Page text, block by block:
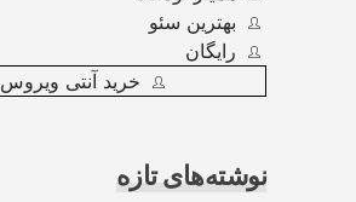
بهترین سئو
رایگان
خرید آنتی ویروس
نوشته‌های تازه